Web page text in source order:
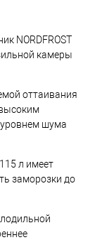
NORDFROST
камеры
оттаивания
шума
л имеет
заморозки до